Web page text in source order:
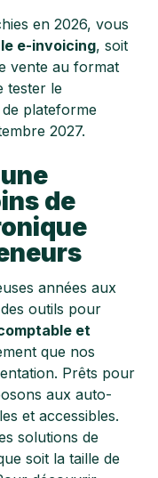
en 2026, vous
le e-invoicing, soit
vente au format
tester le
plateforme
2027.
de
années aux
outils pour
et
que nos
Prêts pour
aux auto-
et accessibles.
solutions de
soit la taille de